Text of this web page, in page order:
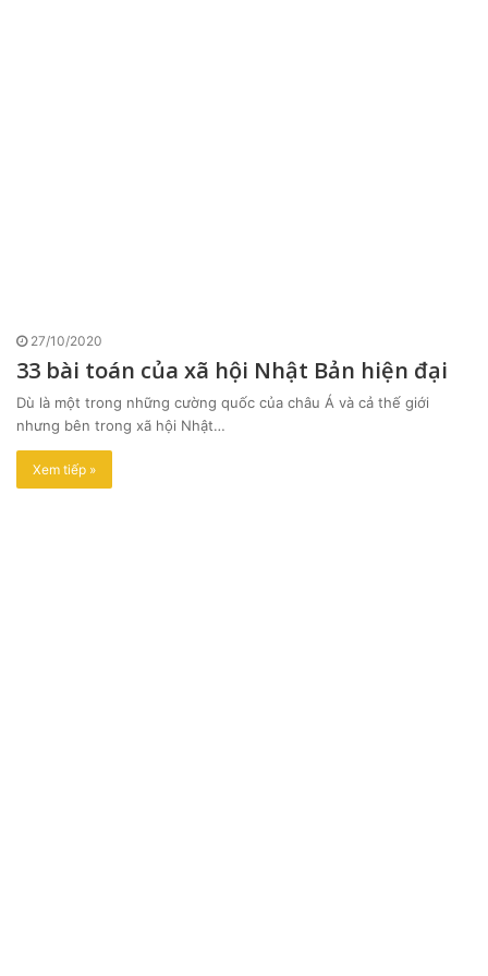
27/10/2020
33 bài toán của xã hội Nhật Bản hiện đại
Dù là một trong những cường quốc của châu Á và cả thế giới
nhưng bên trong xã hội Nhật…
Xem tiếp »